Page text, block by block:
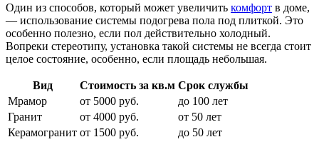
Один из способов, который может увеличить комфорт в доме,
— использование системы подогрева пола под плиткой. Это
особенно полезно, если пол действительно холодный.
Вопреки стереотипу, установка такой системы не всегда стоит
целое состояние, особенно, если площадь небольшая.
Вид Стоимость за кв.м Срок службы
Мрамор
от 5000 руб.
до 100 лет
Гранит
от 4000 руб.
от 50 лет
Керамогранит от 1500 руб. до 50 лет